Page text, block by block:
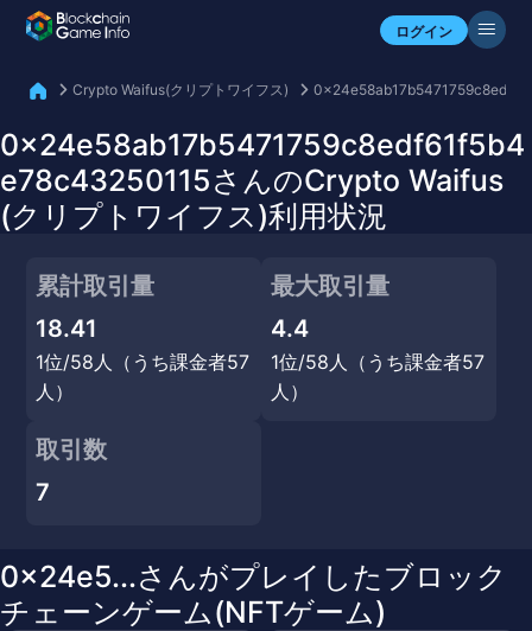
ログイン
自分のアセットを確認
Crypto Waifus(クリプトワイフス)
0x24e58ab17b5471759c8edf61f5b4
e78c43250115さんのCrypto Waifus
(クリプトワイフス)利用状況
累計取引量
18.41
1位/58人（うち課金者57
人）
最大取引量
4.4
1位/58人（うち課金者57
人）
取引数
7
0x24e5...さんがプレイしたブロック
チェーンゲーム(NFTゲーム)